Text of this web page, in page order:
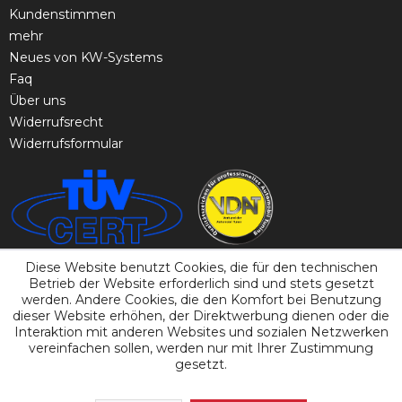
Kundenstimmen
mehr
Neues von KW-Systems
Faq
Über uns
Widerrufsrecht
Widerrufsformular
Diese Website benutzt Cookies, die für den technischen
Betrieb der Website erforderlich sind und stets gesetzt
werden. Andere Cookies, die den Komfort bei Benutzung
dieser Website erhöhen, der Direktwerbung dienen oder die
Interaktion mit anderen Websites und sozialen Netzwerken
vereinfachen sollen, werden nur mit Ihrer Zustimmung
gesetzt.